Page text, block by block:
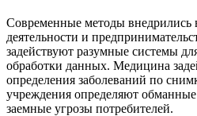
Современные методы внедрились
деятельности и
задействуют разумные системы
обработки данных. Медицина
определения заболеваний по
учреждения определяют
заемные угрозы потребителей.